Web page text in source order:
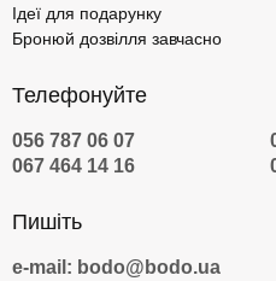
Ідеї для подарунку
Бронюй дозвілля завчасно
Телефонуйте
056 787 06 07
067 464 14 16
Пишіть
e-mail: bodo@bodo.ua